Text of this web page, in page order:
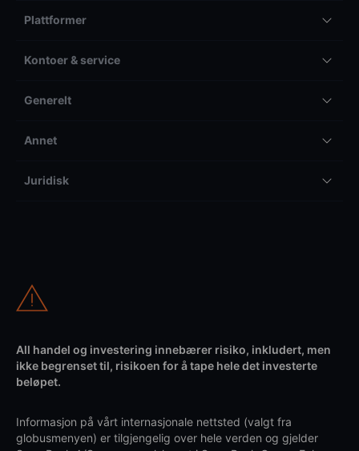
Plattformer
Kontoer & service
Generelt
Annet
Juridisk
All handel og investering innebærer risiko, inkludert, men
ikke begrenset til, risikoen for å tape hele det investerte
beløpet.
Informasjon på vårt internasjonale nettsted (valgt fra
globusmenyen) er tilgjengelig over hele verden og gjelder